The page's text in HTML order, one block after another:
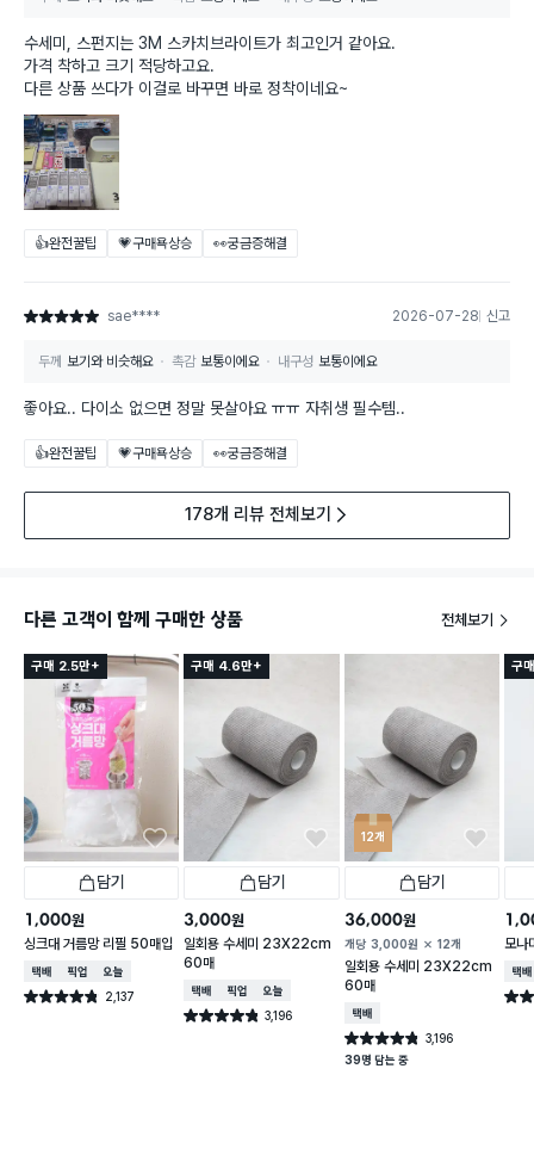
수세미, 스펀지는 3M 스카치브라이트가 최고인거 같아요.
가격 착하고 크기 적당하고요.
다른 상품 쓰다가 이걸로 바꾸면 바로 정착이네요~
👍완전꿀팁 💗구매욕상승 👀궁금증해결
별점 5점 sae**** 2026-07-28 신고
두께 보기와 비슷해요 촉감 보통이에요 내구성 보통이에요
좋아요.. 다이소 없으면 정말 못살아요 ㅠㅠ 자취생 필수템..
👍완전꿀팁 💗구매욕상승 👀궁금증해결
178개 리뷰 전체보기
다른 고객이 함께 구매한 상품 전체보기
구매 2.5만+
담기
1,000원
싱크대 거름망 리필 50매입
택배배송매장픽업오늘배송
별점 4.8점 2,137
건 작성
구매 4.6만+
담기
3,000원
일회용 수세미 23X22cm
60매
택배배송매장픽업오늘배송
별점 4.8점 3,196
건 작성
12개
담기
36,000원
개당 3,000원 12개
일회용 수세미 23X22cm
60매
택배배송
별점 4.8점 3,196
건 작성
39명 담는 중
구
모나
택배
별점